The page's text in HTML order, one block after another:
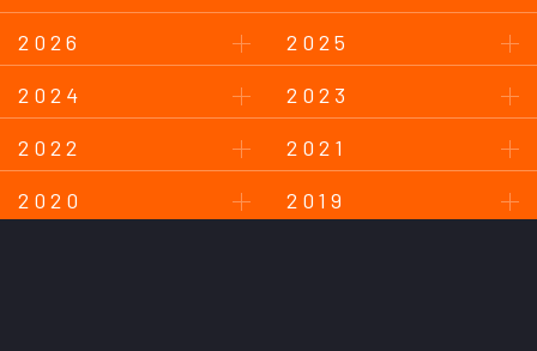
2026
2025
2024
2023
2022
2021
2020
2019